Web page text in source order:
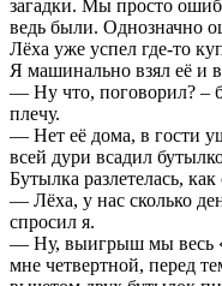
загадки. Мы просто
ведь были. Однозначно
Лёха уже успел где-то
Я машинально взял её и
— Ну что, поговорил? –
плечу.
— Нет её дома, в гости
всей дури всадил
Бутылка разлетелась,
— Лёха, у нас сколько
спросил я.
— Ну, выигрыш мы весь
мне четвертной, перед